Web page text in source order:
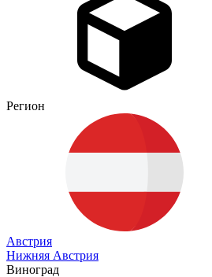
Регион
Австрия
Нижняя Австрия
Виноград